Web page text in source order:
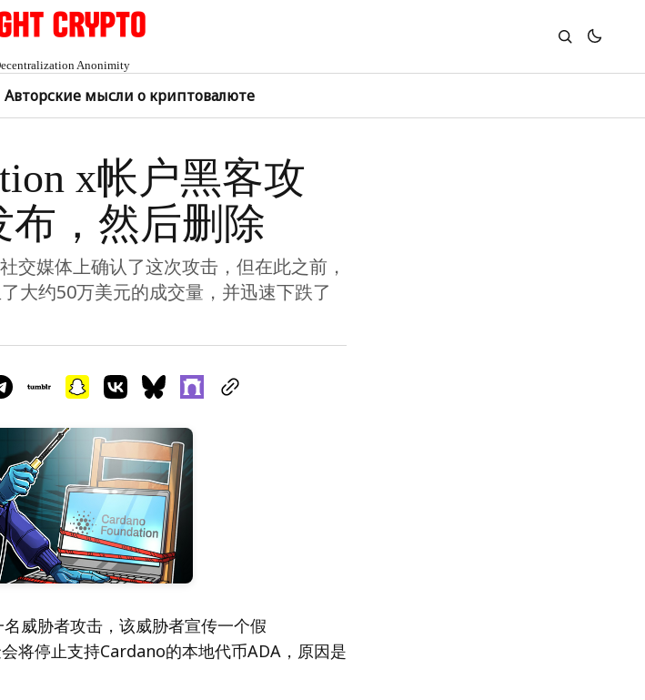
Anonimity
Авторские мысли о криптовалюте
x帐户黑客攻
，然后删除
交媒体上确认了这次攻击，但在此之前，
大约50万美元的成交量，并迅速下跌了
威胁者攻击，该威胁者宣传一个假
将停止支持Cardano的本地代币ADA，原因是